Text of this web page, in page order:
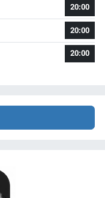
20:00
20:00
20:00